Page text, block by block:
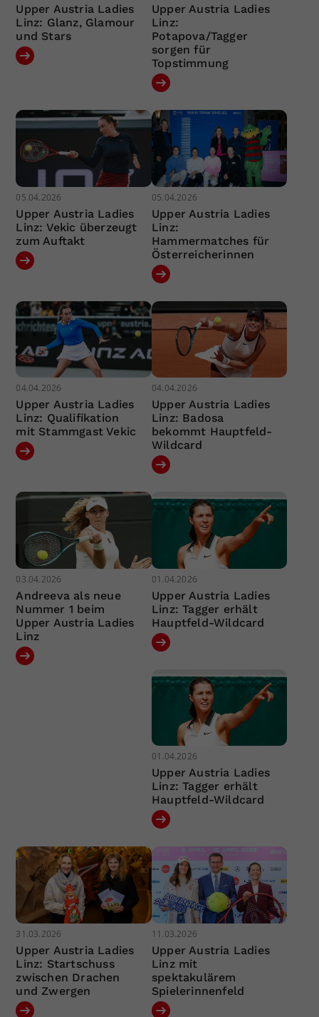
Upper Austria Ladies
Linz: Glanz, Glamour
und Stars
Upper Austria Ladies
Linz:
Potapova/Tagger
sorgen für
Topstimmung
05.04.2026
Upper Austria Ladies
Linz: Vekic überzeugt
zum Auftakt
05.04.2026
Upper Austria Ladies
Linz:
Hammermatches für
Österreicherinnen
04.04.2026
Upper Austria Ladies
Linz: Qualifikation
mit Stammgast Vekic
04.04.2026
Upper Austria Ladies
Linz: Badosa
bekommt Hauptfeld-
Wildcard
03.04.2026
Andreeva als neue
Nummer 1 beim
Upper Austria Ladies
Linz
01.04.2026
Upper Austria Ladies
Linz: Tagger erhält
Hauptfeld-Wildcard
01.04.2026
Upper Austria Ladies
Linz: Tagger erhält
Hauptfeld-Wildcard
31.03.2026
Upper Austria Ladies
Linz: Startschuss
zwischen Drachen
und Zwergen
11.03.2026
Upper Austria Ladies
Linz mit
spektakulärem
Spielerinnenfeld